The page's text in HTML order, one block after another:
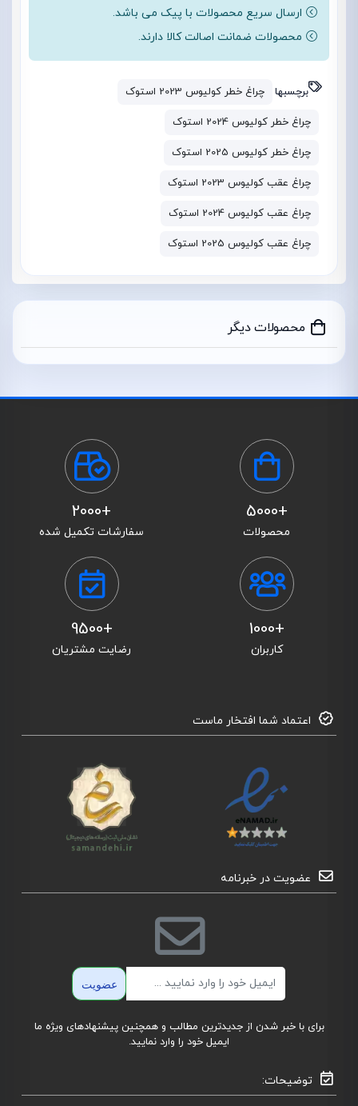
ارسال سریع محصولات با پیک می باشد.
محصولات ضمانت اصالت کالا دارند.
برچسبها چراغ خطر کولیوس 2023 استوک
چراغ خطر کولیوس 2024 استوک
چراغ خطر کولیوس 2025 استوک
چراغ عقب کولیوس 2023 استوک
چراغ عقب کولیوس 2024 استوک
چراغ عقب کولیوس 2025 استوک
محصولات دیگر
+5000
محصولات
+2000
سفارشات تکمیل شده
+1000
کاربران
+9500
رضایت مشتریان
اعتماد شما افتخار ماست
عضویت در خبرنامه
عضویت
برای با خبر شدن از جدیدترین مطالب و همچنین پیشنهادهای ویژه ما
ایمیل خود را وارد نمایید.
توضیحات: